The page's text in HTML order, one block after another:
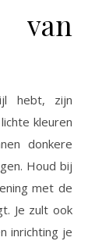
van
hebt, zijn
kleuren
donkere
Houd bij
met de
Je zult ook
inrichting je